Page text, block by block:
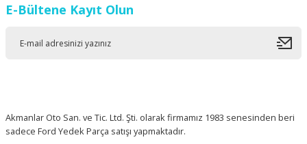
Ürün resmi kalitesiz, bozuk veya görüntülenemiyor.
E-Bültene Kayıt Olun
Akmanlar Oto San. ve Tic. Ltd. Şti. olarak firmamız 1983 senesinden beri
sadece Ford Yedek Parça satışı yapmaktadır.